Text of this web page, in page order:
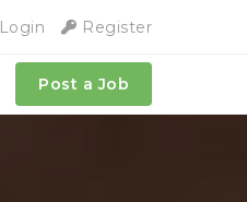
Login Register
Post a Job